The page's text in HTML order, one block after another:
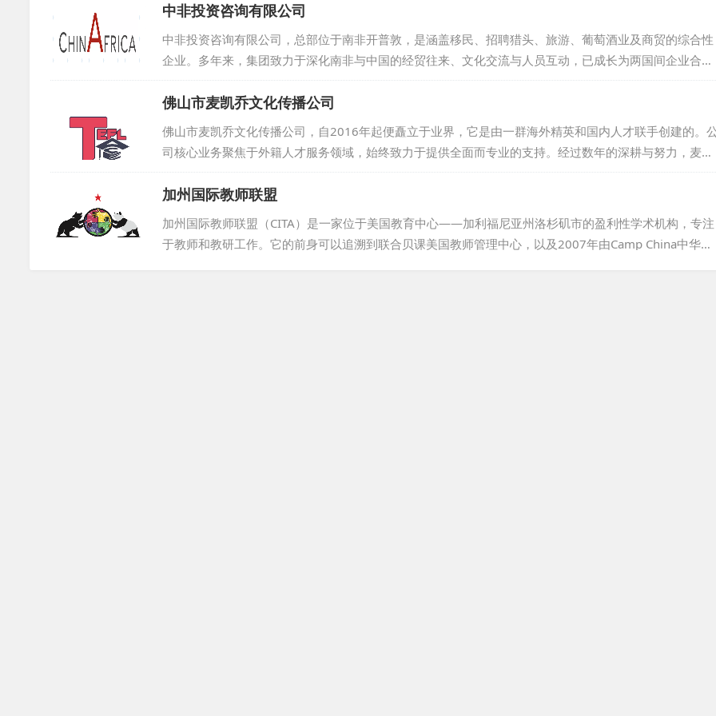
们在国际教育咨询、外教教材研发、企业商务培训等领域成果斐然，广受国内外客户好评。我们持有国家
外专局颁发的资质证书，确保服务专业合法。澳华联团队汇聚中外精英，以专业知识与技能，高效服务各
类客户。我们整合国内外资源，发...
中非投资咨询有限公司
中非投资咨询有限公司，总部位于南非开普敦，是涵盖移民、招聘猎头、旅游、葡萄酒业及商贸的综合性
企业。多年来，集团致力于深化南非与中国的经贸往来、文化交流与人员互动，已成长为两国间企业合作
与人员交流的关键纽带。旗下中非投资咨询有限公司，专注于外籍人才招聘、管理、服务及推广，凭借集
团资源，与当地人力资源机构、高校紧密合作，保障外教资源的稳定供应。公司不仅为国内教育机构引进
优质外教，更助力海外人才在中国实现事业与生活梦想，提供全面支持。...
佛山市麦凯乔文化传播公司
佛山市麦凯乔文化传播公司，自2016年起便矗立于业界，它是由一群海外精英和国内人才联手创建的。
司核心业务聚焦于外籍人才服务领域，始终致力于提供全面而专业的支持。经过数年的深耕与努力，麦凯
乔与众多用人单位建立了稳固的合作关系，并独辟蹊径，构建起一条独特的外籍人才输送渠道。我们为各
类培训学校、幼儿园、早教中心、公立学校及大学等教育机构提供了高品质的外籍人才服务，获得了广泛
好评。麦凯乔文化传播公司，始终秉持专业、高效、贴心的服务理念，为外籍人才与用人单位搭建起一座
坚实的桥梁。...
加州国际教师联盟
加州国际教师联盟（CITA）是一家位于美国教育中心——加利福尼亚州洛杉矶市的盈利性学术机构，专注
于教师和教研工作。它的前身可以追溯到联合贝课美国教师管理中心，以及2007年由Camp China中华营